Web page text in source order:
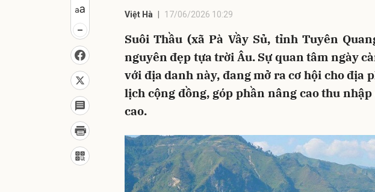
Việt Hà 17/06/2026 10:29
Suôi Thầu (xã Pà Vầy Sủ, tỉnh Tuyên
nguyên đẹp tựa trời Âu. Sự quan tâm ngày
với địa danh này, đang mở ra cơ hội cho địa
lịch cộng đồng, góp phần nâng cao thu
cao.